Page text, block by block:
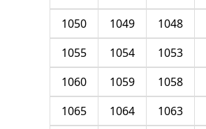
1048
1049
1050
1053
1054
1055
1058
1059
1060
1063
1064
1065